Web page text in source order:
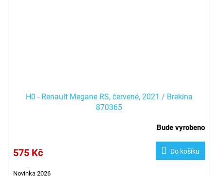
H0 - Renault Megane RS, červené, 2021 / Brekina
870365
Bude vyrobeno
575 Kč Do košíku
Novinka 2026